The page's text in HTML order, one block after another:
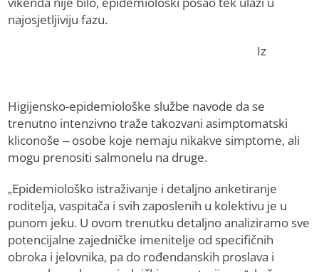
najosjetljiviju fazu.
Iz
Higijensko-epidemiološke službe navode da se
trenutno intenzivno traže takozvani asimptomatski
kliconoše – osobe koje nemaju nikakve simptome, ali
mogu prenositi salmonelu na druge.
„Epidemiološko istraživanje i detaljno anketiranje
roditelja, vaspitača i svih zaposlenih u kolektivu je u
punom jeku. U ovom trenutku detaljno analiziramo sve
potencijalne zajedničke imenitelje od specifičnih
obroka i jelovnika, pa do rođendanskih proslava i